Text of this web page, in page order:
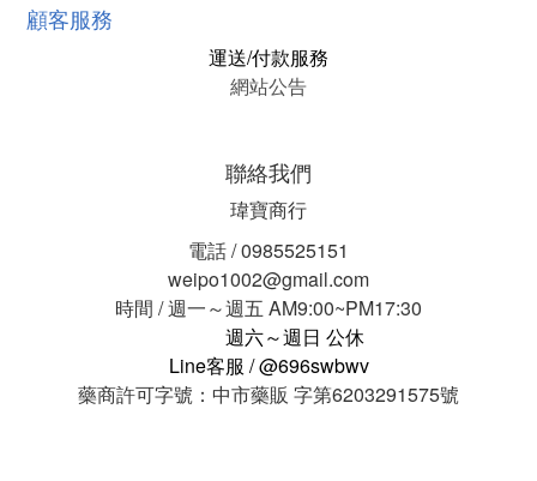
顧客服務
運送/付款服務
網站公告
聯絡我們
瑋寶商行
電話 / 0985525151
weipo1002@gmail.com
時間 / 週一～週五 AM9:00~PM17:30
週六～週日 公休
Line客服 / @696swbwv
藥商許可字號：中市藥販 字第6203291575號